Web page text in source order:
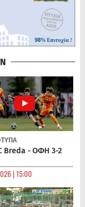
Breda - ΟΦΗ 3-2
| 15:00